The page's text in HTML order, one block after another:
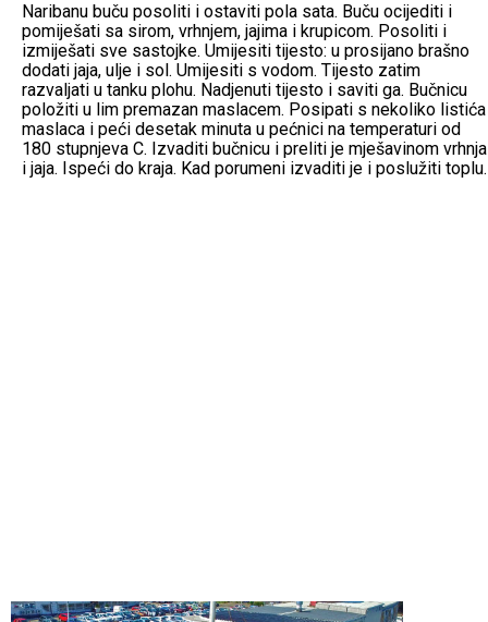
Naribanu buču posoliti i ostaviti pola sata. Buču ocijediti i
pomiješati sa sirom, vrhnjem, jajima i krupicom. Posoliti i
izmiješati sve sastojke. Umijesiti tijesto: u prosijano brašno
dodati jaja, ulje i sol. Umijesiti s vodom. Tijesto zatim
razvaljati u tanku plohu. Nadjenuti tijesto i saviti ga. Bučnicu
položiti u lim premazan maslacem. Posipati s nekoliko listića
maslaca i peći desetak minuta u pećnici na temperaturi od
180 stupnjeva C. Izvaditi bučnicu i preliti je mješavinom vrhnja
i jaja. Ispeći do kraja. Kad porumeni izvaditi je i poslužiti toplu.